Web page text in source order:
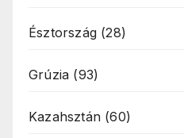
Észtország (28)
Grúzia (93)
Kazahsztán (60)